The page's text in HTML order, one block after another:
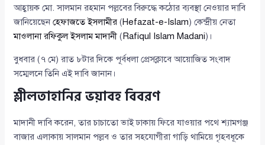
আহ্বায়ক মো. সালমান রহমান পল্লবের বিরুদ্ধে কঠোর ব্যবস্থা নেওয়ার দাবি
জানিয়েছেনহেফাজতে ইসলামীর (Hefazat-e-Islam) কেন্দ্রীয় নেতা
মাওলানা রফিকুল ইসলাম মাদানী ( Rafiqul Islam Madani)।
বুধবার (৭ মে) রাত ৮টার দিকে পূর্বধলা প্রেসক্লাবে আয়োজিত সংবাদ
সম্মেলনে তিনি এই দাবি জানান।
শ্লীলতাহানির ভয়াবহ বিবরণ
মাদানী দাবি করেন, তার চাচাতো ভাই ঢাকায় ফিরে যাওয়ার পথে শ্যামগঞ্জ
বাজার এলাকায় সালমান পল্লব ও তার সহযোগীরা গাড়ি থামিয়ে গৃহবধূকে